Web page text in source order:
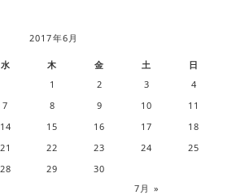
2017年6月
水 木 金 土 日
7月 »
1 2 3
4
7 8 9 10
11
14 15 16 17
18
21 22 23 24
25
28 29 30